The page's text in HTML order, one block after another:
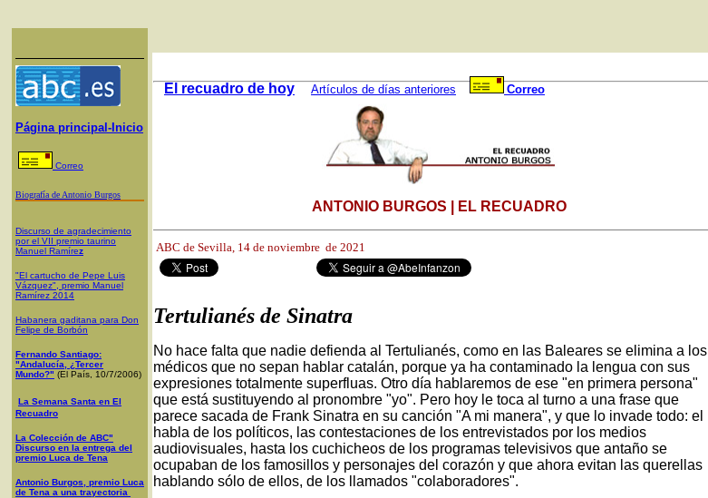
Página principal-Inicio
Correo
Biografía de Antonio Burgos
Discurso de agradecimiento
por el VII premio taurino
Manuel Ramírez
"El cartucho de Pepe Luis
Vázquez", premio Manuel
Ramírez 2014
Habanera gaditana para Don
Felipe de Borbón
Fernando Santiago:
"Andalucía, ¿Tercer
Mundo?" (El País, 10/7/2006)
La Semana Santa en El
Recuadro
La Colección de ABC"
Discurso en la entrega del
premio Luca de Tena
Antonio Burgos, premio Luca
de Tena a una trayectoria
El recuadro de hoy Artículos de días anteriores Correo
ANTONIO BURGOS | EL RECUADRO
ABC de Sevilla, 14 de noviembre de 2021
Tertulianés de Sinatra
No hace falta que nadie defienda al Tertulianés, como en las Baleares se elimina a los
médicos que no sepan hablar catalán, porque ya ha contaminado la lengua con sus
expresiones totalmente superfluas. Otro día hablaremos de ese "en primera persona"
que está sustituyendo al pronombre "yo". Pero hoy le toca al turno a una frase que
parece sacada de Frank Sinatra en su canción "A mi manera", y que lo invade todo: el
habla de los políticos, las contestaciones de los entrevistados por los medios
audiovisuales, hasta los cuchicheos de los programas televisivos que antaño se
ocupaban de los famosillos y personajes del corazón y que ahora evitan las querellas
hablando sólo de ellos, de los llamados "colaboradores".